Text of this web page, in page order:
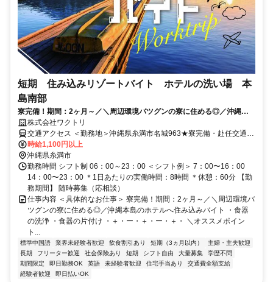
短期 住み込みリゾートバイト ホテルの洗い場 本
島南部
寮完備！期間：2ヶ月～／＼周辺環境バツグンの寮に住める◎／沖縄本
島のホテルへ住み込みバイト
株式会社ワクトリ
交通アクセス ＜勤務地＞沖縄県糸満市名城963★寮完備・赴任交通費
支給！ 【東京方面より】 飛行機で羽田空港⇒那覇空港（約2時間45
分） 那覇空港よりタクシーで約20分 ※ご自宅からの通勤も相談OK！
住み込みを希望されない場合もお気軽にご相談ください。
時給1,100円以上
沖縄県糸満市
勤務時間 シフト制 06：00～23：00 ＜シフト例＞ 7：00〜16：00
14：00〜23：00 ＊1日あたりの実働時間：8時間 ＊休憩：60分 【勤
務期間】 随時募集（応相談）
仕事内容 ＜具体的なお仕事＞ 寮完備！期間：2ヶ月～／＼周辺環境バ
ツグンの寮に住める◎／沖縄本島のホテルへ住み込みバイト ・食器
の洗浄 ・食器の片付け ・＋・ー・＋・ー・＋・ ＼オススメポイン
ト...
標準中国語 業界未経験者歓迎 飲食割引あり 短期（3ヵ月以内）
主婦・主夫歓迎
長期
フリーター歓迎 社会保険あり 短期 シフト自由 大量募集
学歴不問
期間限定
即日勤務OK 英語 未経験者歓迎 住宅手当あり
交通費全額支給
経験者歓迎
即日払いOK